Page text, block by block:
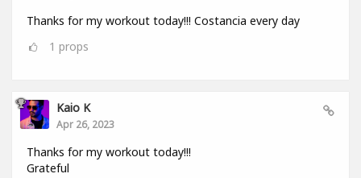
Thanks for my workout today!!! Costancia every day
1 props
Kaio K
Apr 26, 2023
Thanks for my workout today!!!
Grateful